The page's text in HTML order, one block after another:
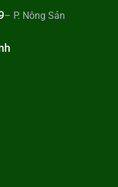
– P. Nông Sản